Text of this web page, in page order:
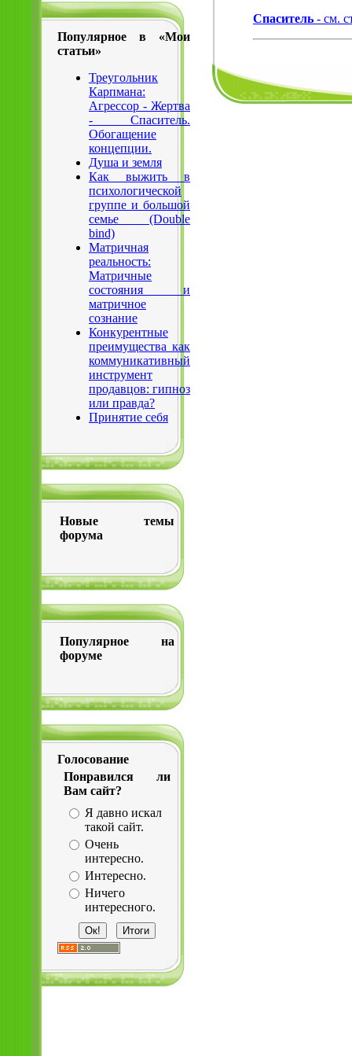
Популярное в «Мои
статьи»
Треугольник
Карпмана:
Агрессор - Жертва
- Спаситель.
Обогащение
концепции.
Душа и земля
Как выжить в
психологической
группе и большой
семье (Double
bind)
Матричная
реальность:
Матричные
состояния и
матричное
сознание
Конкурентные
преимущества как
коммуникативный
инструмент
продавцов: гипноз
или правда?
Принятие себя
Новые темы
форума
Популярное на
форуме
Голосование
Понравился ли
Вам сайт?
Я давно искал
такой сайт.
Очень
интересно.
Интересно.
Ничего
интересного.
Спаситель - см.